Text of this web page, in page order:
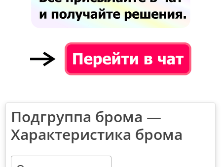
Подгруппа брома —
Характеристика брома